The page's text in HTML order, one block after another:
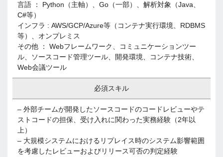
言語 ： Python（主軸）、Go（一部）、解析対象（Java、
C#等）
インフラ : AWS/GCP/Azure等（コンテナ実行環境、RDBMS
等）、オンプレミス
その他 ： Webフレームワーク、コミュニケーションツー
ル、ソースコード管理ツール、開発環境、コンテナ技術、
Web会議ツール
必須スキル
– 外部チームが開発したソースコードのコードレビューやテ
ストコードの担保、受け入れに関わった実務経験（2年以
上）
– 大規模システムにおけるリプレイス時のシステム影響範囲
を考慮したレビューおよびリリース可否の判定経験